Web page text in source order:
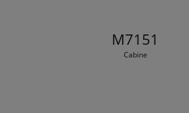
M7151
Cabine